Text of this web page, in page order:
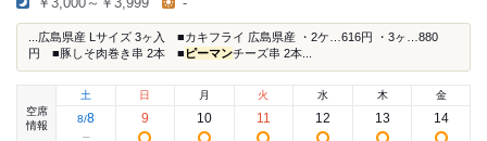
...広島県産 Lサイズ 3ヶ入 ■カキフライ 広島県産 ・2ケ…616円 ・3ヶ…880
円 ■豚しそ肉巻き串 2本 ■ ピーマンチーズ串 2本...
空席
情報
土
8/8
日
9
月
10
火
11
水
12
木
13
金
14